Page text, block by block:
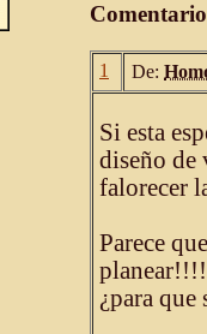
1 De:
Si esta
diseño de
falorecer
Parece
planear!!!!
¿para que